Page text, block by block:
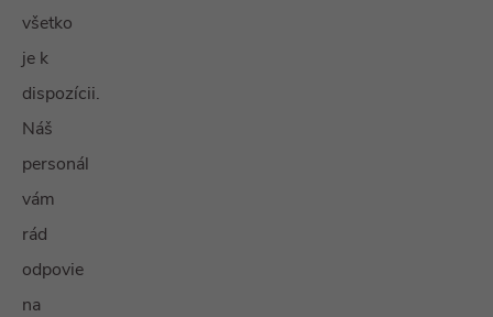
všetko
je k
dispozícii.
Náš
personál
vám
rád
odpovie
na